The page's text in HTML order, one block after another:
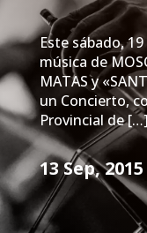
Este sábado,
música de
MATAS y
un Concierto,
Provincial de
13 Sep, 2015